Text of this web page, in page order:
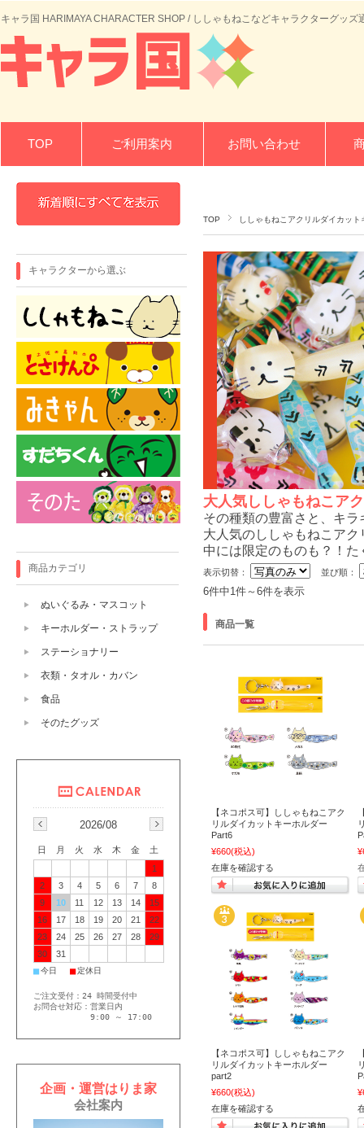
キャラ国 HARIMAYA CHARACTER SHOP / ししゃもねこなどキャラクターグッズ
TOP ご利用案内 お問い合わせ
TOP ししゃもねこアクリルダイカット
大人気ししゃもねこア
その種類の豊富さと、キ
大人気のししゃもねこア
中には限定のものも？！
表示切替： 並び順：
6件中1件～6件を表示
商品一覧
【ネコポス可】ししゃもねこアク
リルダイカットキーホルダー
Part6
¥660(税込)
在庫を確認する
【ネコポス可】ししゃもねこアク
リルダイカットキーホルダー
part2
¥660(税込)
在庫を確認する
キャラクターから選ぶ
商品カテゴリ
ぬいぐるみ・マスコット
キーホルダー・ストラップ
ステーショナリー
衣類・タオル・カバン
食品
そのたグッズ
2026/08
日 月 火 水 木 金
土
1
2
3 4 5 6 7
8
9
10 11 12 13 14
15
16
17 18 19 20 21
22
23
24 25 26 27 28
29
30
31
■今日 ■定休日
ご注文受付：24 時間受付中
お問合せ対応：営業日内
9:00 ～ 17:00
企画・運営はりま家
会社案内